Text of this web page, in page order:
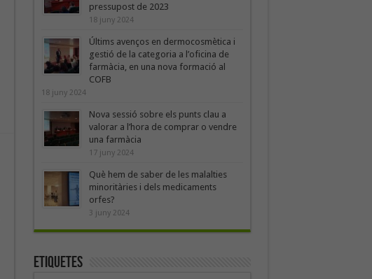
pressupost de 2023
18 juny 2024
Últims avenços en dermocosmètica i
gestió de la categoria a l’oficina de
farmàcia, en una nova formació al
COFB
18 juny 2024
Nova sessió sobre els punts clau a
valorar a l’hora de comprar o vendre
una farmàcia
17 juny 2024
Què hem de saber de les malalties
minoritàries i dels medicaments
orfes?
3 juny 2024
Etiquetes